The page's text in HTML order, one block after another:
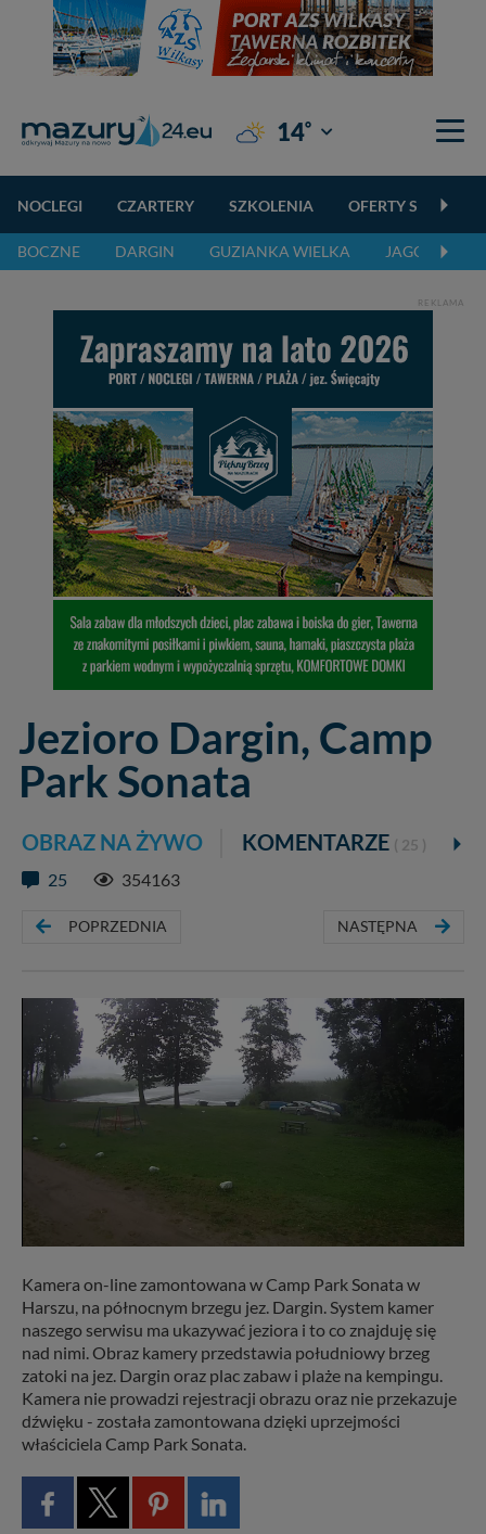
14° Giżycko
NOCLEGI CZARTERY SZKOLENIA OFERTY
BOCZNE DARGIN GUZIANKA WIELKA JAGODNE
REKLAMA
Jezioro Dargin, Camp
Park Sonata
OBRAZ NA ŻYWO KOMENTARZE ( 25 )
25 354163
POPRZEDNIA NASTĘPNA
Kamera on-line zamontowana w Camp Park Sonata w
Harszu, na północnym brzegu jez. Dargin. System kamer
naszego serwisu ma ukazywać jeziora i to co znajduję się
nad nimi. Obraz kamery przedstawia południowy brzeg
zatoki na jez. Dargin oraz plac zabaw i plaże na kempingu.
Kamera nie prowadzi rejestracji obrazu oraz nie przekazuje
dźwięku - została zamontowana dzięki uprzejmości
właściciela Camp Park Sonata.